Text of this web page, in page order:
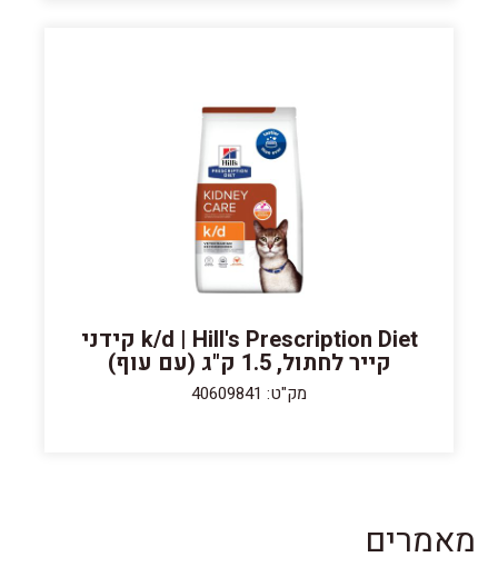
k/d | Hill's Prescription Diet קידני
קייר לחתול, 1.5 ק"ג (עם עוף)
מק"ט: 40609841
מאמרים